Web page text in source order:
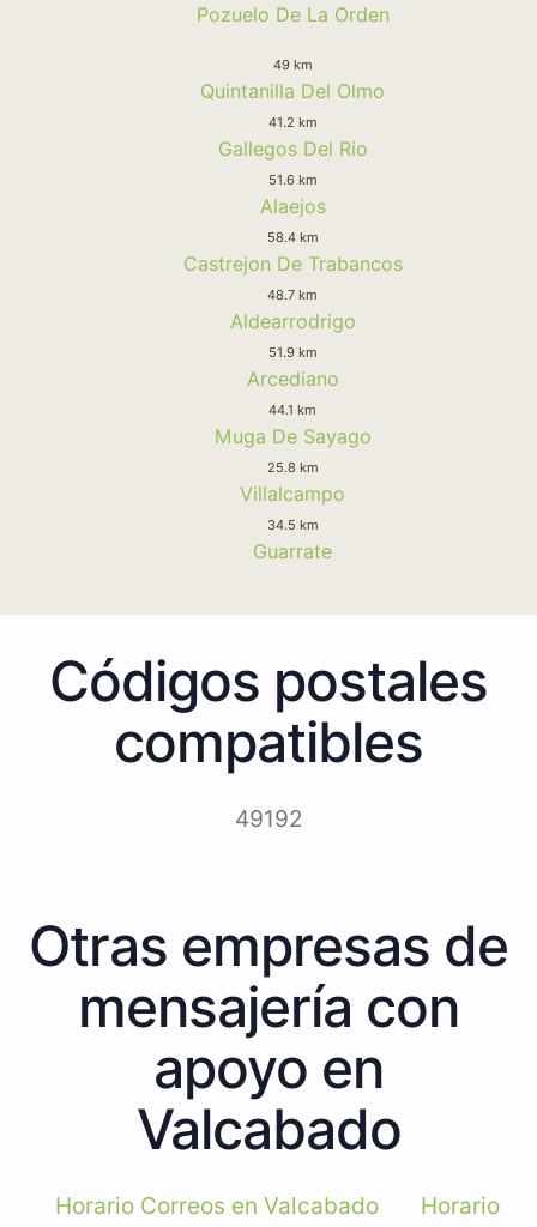
Pozuelo De La Orden
49 km
Quintanilla Del Olmo
41.2 km
Gallegos Del Rio
51.6 km
Alaejos
58.4 km
Castrejon De Trabancos
48.7 km
Aldearrodrigo
51.9 km
Arcediano
44.1 km
Muga De Sayago
25.8 km
Villalcampo
34.5 km
Guarrate
Códigos postales
compatibles
49192
Otras empresas de
mensajería con
apoyo en
Valcabado
Horario Correos en Valcabado
Horario